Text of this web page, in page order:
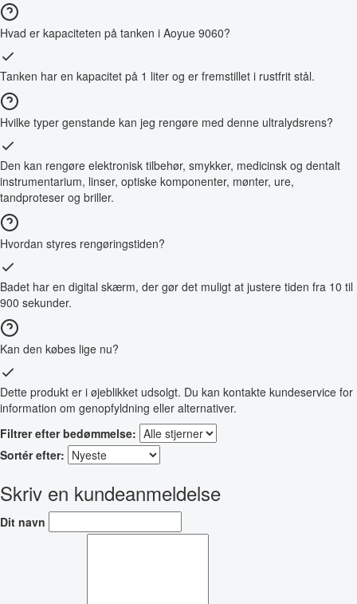
Hvad er kapaciteten på tanken i Aoyue 9060?
Tanken har en kapacitet på 1 liter og er fremstillet i rustfrit stål.
Hvilke typer genstande kan jeg rengøre med denne ultralydsrens?
Den kan rengøre elektronisk tilbehør, smykker, medicinsk og dentalt
instrumentarium, linser, optiske komponenter, mønter, ure,
tandproteser og briller.
Hvordan styres rengøringstiden?
Badet har en digital skærm, der gør det muligt at justere tiden fra 10 til
900 sekunder.
Kan den købes lige nu?
Dette produkt er i øjeblikket udsolgt. Du kan kontakte kundeservice for
information om genopfyldning eller alternativer.
Filtrer efter bedømmelse:
Sortér efter:
Skriv en kundeanmeldelse
Dit navn